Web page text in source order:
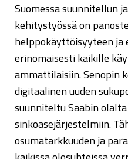
Suomessa suunnitellun
kehitystyössä on
helppokäyttöisyyteen ja
erinomaisesti kaikille
ammattilaisiin. Senopin
digitaalinen uuden
suunniteltu Saabin
sinkoasejärjestelmiin.
osumatarkkuuden ja